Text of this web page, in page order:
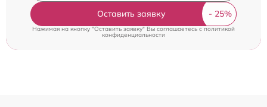
Оставить заявку
Нажимая на кнопку "Оставить заявку" Вы соглашаетесь cполитикой
конфиденциальности